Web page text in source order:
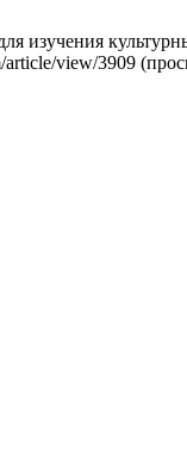
изучения
view/3909